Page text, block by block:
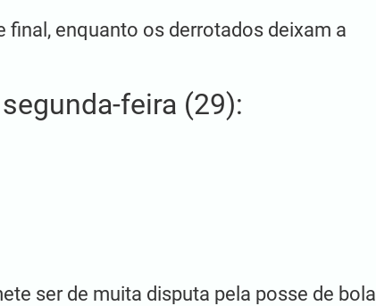
final, enquanto os derrotados deixam a
feira (29):
ser de muita disputa pela posse de bola